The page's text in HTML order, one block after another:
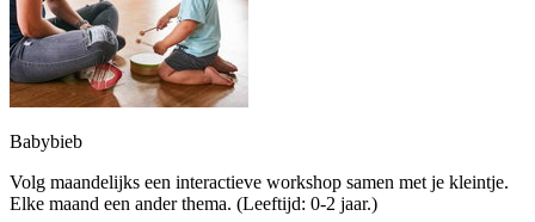
Babybieb
Volg maandelijks een interactieve workshop samen met je kleintje.
Elke maand een ander thema. (Leeftijd: 0-2 jaar.)